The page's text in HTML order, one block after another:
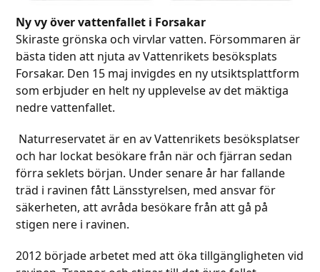
Ny vy över vattenfallet i Forsakar
Skiraste grönska och virvlar vatten. Försommaren är
bästa tiden att njuta av Vattenrikets besöksplats
Forsakar. Den 15 maj invigdes en ny utsiktsplattform
som erbjuder en helt ny upplevelse av det mäktiga
nedre vattenfallet.
Naturreservatet är en av Vattenrikets besöksplatser
och har lockat besökare från när och fjärran sedan
förra seklets början. Under senare år har fallande
träd i ravinen fått Länsstyrelsen, med ansvar för
säkerheten, att avråda besökare från att gå på
stigen nere i ravinen.
2012 började arbetet med att öka tillgängligheten vid